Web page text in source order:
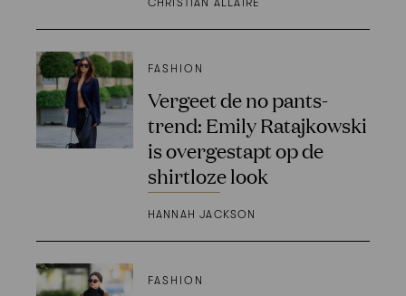
CHRISTIAN ALLAIRE
FASHION
Vergeet de no pants-
trend: Emily Ratajkowski
is overgestapt op de
shirtloze look
HANNAH JACKSON
FASHION